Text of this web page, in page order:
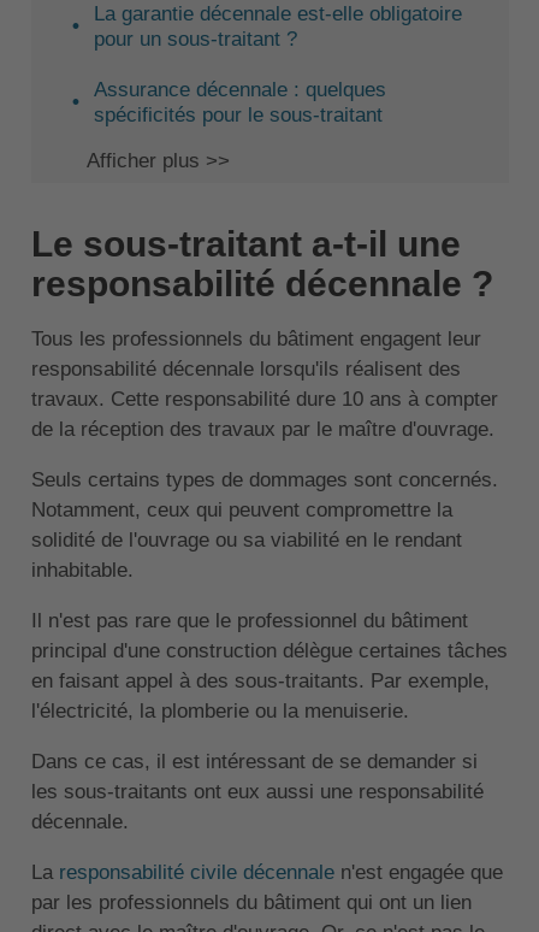
La garantie décennale est-elle obligatoire
pour un sous-traitant ?
Assurance décennale : quelques
spécificités pour le sous-traitant
Afficher plus >>
Le sous-traitant a-t-il une
responsabilité décennale ?
Tous les professionnels du bâtiment engagent leur
responsabilité décennale lorsqu'ils réalisent des
travaux. Cette responsabilité dure 10 ans à compter
de la réception des travaux par le maître d'ouvrage.
Seuls certains types de dommages sont concernés.
Notamment, ceux qui peuvent compromettre la
solidité de l'ouvrage ou sa viabilité en le rendant
inhabitable.
Il n'est pas rare que le professionnel du bâtiment
principal d'une construction délègue certaines tâches
en faisant appel à des sous-traitants. Par exemple,
l'électricité, la plomberie ou la menuiserie.
Dans ce cas, il est intéressant de se demander si
les sous-traitants ont eux aussi une responsabilité
décennale.
La responsabilité civile décennalen'est engagée que
par les professionnels du bâtiment qui ont un lien